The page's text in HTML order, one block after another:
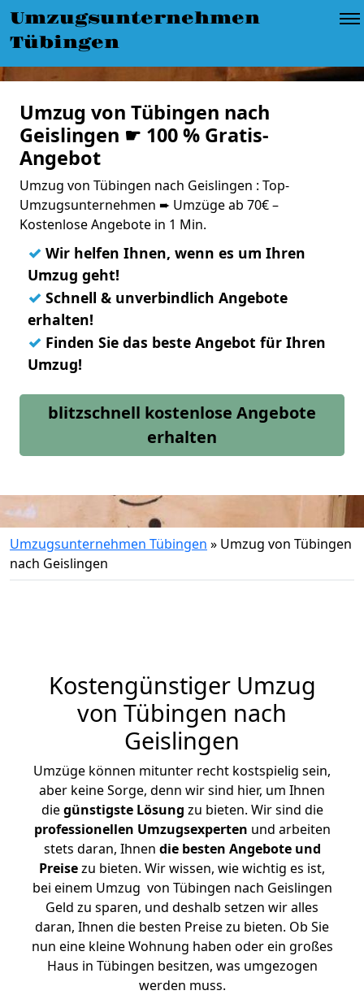
Umzugsunternehmen
Tübingen
Umzug von Tübingen nach
Geislingen ☛ 100 % Gratis-
Angebot
Umzug von Tübingen nach Geislingen : Top-
Umzugsunternehmen ➨ Umzüge ab 70€ –
Kostenlose Angebote in 1 Min.
✓ Wir helfen Ihnen, wenn es um Ihren
Umzug geht!
✓ Schnell & unverbindlich Angebote
erhalten!
✓ Finden Sie das beste Angebot für Ihren
Umzug!
blitzschnell kostenlose Angebote
erhalten
Umzugsunternehmen Tübingen » Umzug von Tübingen
nach Geislingen
Kostengünstiger Umzug
von Tübingen nach
Geislingen
Umzüge können mitunter recht kostspielig sein,
aber keine Sorge, denn wir sind hier, um Ihnen
diegünstigste Lösung zu bieten. Wir sind die
professionellen Umzugsexperten und arbeiten
stets daran, Ihnen die besten Angebote und
Preisezu bieten. Wir wissen, wie wichtig es ist,
bei einem Umzug von Tübingen nach Geislingen
Geld zu sparen, und deshalb setzen wir alles
daran, Ihnen die besten Preise zu bieten. Ob Sie
nun eine kleine Wohnung haben oder ein großes
Haus in Tübingen besitzen, was umgezogen
werden muss.